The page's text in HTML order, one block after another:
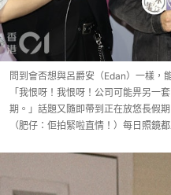
問到會否想與呂爵安（Edan）一樣，
「我恨呀！我恨呀！公司可能畀另一
期。」話題又隨即帶到正在放悠長假
（肥仔：佢拍緊啦直情！）每日照鏡